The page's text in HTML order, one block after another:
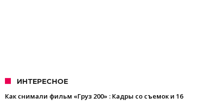
ИНТЕРЕСНОЕ
Как снимали фильм «Груз 200» : Кадры со съемок и 16